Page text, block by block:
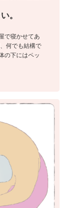
。
で寝かせてあ
何でも結構で
の下にはペッ